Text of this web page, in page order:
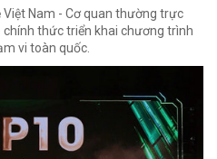
Nam - Cơ quan thường trực
thức triển khai chương trình
vi toàn quốc.